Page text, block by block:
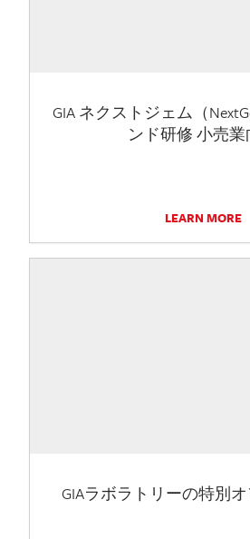
GIA ネクストジェム（
ンド研修 小売業
LEARN MORE
GIAラボラトリーの特別